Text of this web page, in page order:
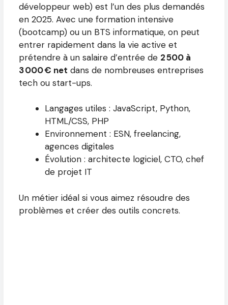
développeur web) est l’un des plus demandés
en 2025. Avec une formation intensive
(bootcamp) ou un BTS informatique, on peut
entrer rapidement dans la vie active et
prétendre à un salaire d’entrée de 2 500 à
3 000 € net dans de nombreuses entreprises
tech ou start-ups.
Langages utiles : JavaScript, Python,
HTML/CSS, PHP
Environnement : ESN, freelancing,
agences digitales
Évolution : architecte logiciel, CTO, chef
de projet IT
Un métier idéal si vous aimez résoudre des
problèmes et créer des outils concrets.